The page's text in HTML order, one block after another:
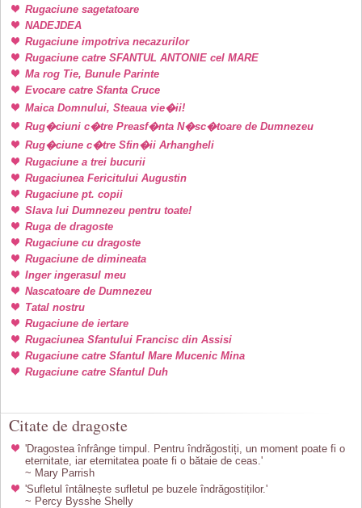
Rugaciune sagetatoare
NADEJDEA
Rugaciune impotriva necazurilor
Rugaciune catre SFANTUL ANTONIE cel MARE
Ma rog Tie, Bunule Parinte
Evocare catre Sfanta Cruce
Maica Domnului, Steaua vie�ii!
Rug�ciuni c�tre Preasf�nta N�sc�toare de Dumnezeu
Rug�ciune c�tre Sfin�ii Arhangheli
Rugaciune a trei bucurii
Rugaciunea Fericitului Augustin
Rugaciune pt. copii
Slava lui Dumnezeu pentru toate!
Ruga de dragoste
Rugaciune cu dragoste
Rugaciune de dimineata
Inger ingerasul meu
Nascatoare de Dumnezeu
Tatal nostru
Rugaciune de iertare
Rugaciunea Sfantului Francisc din Assisi
Rugaciune catre Sfantul Mare Mucenic Mina
Rugaciune catre Sfantul Duh
Citate de dragoste
'Dragostea înfrânge timpul. Pentru îndrăgostiți, un moment poate fi o
eternitate, iar eternitatea poate fi o bătaie de ceas.'
~ Mary Parrish
'Sufletul întâlnește sufletul pe buzele îndrăgostiților.'
~ Percy Bysshe Shelly